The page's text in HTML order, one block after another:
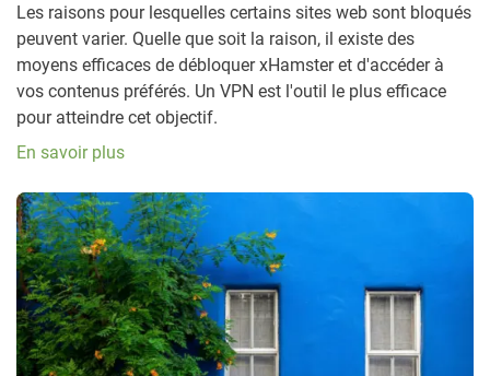
Les raisons pour lesquelles certains sites web sont bloqués
peuvent varier. Quelle que soit la raison, il existe des
moyens efficaces de débloquer xHamster et d'accéder à
vos contenus préférés. Un VPN est l'outil le plus efficace
pour atteindre cet objectif.
En savoir plus